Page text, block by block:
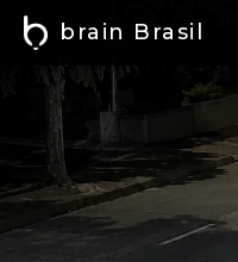
brain Brasil